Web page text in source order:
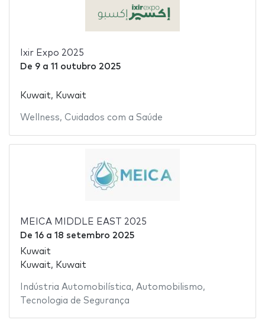
Ixir Expo 2025
De 9a 11 outubro 2025
Kuwait, Kuwait
Wellness, Cuidados com a Saúde
MEICA MIDDLE EAST 2025
De 16a 18 setembro 2025
Kuwait
Kuwait, Kuwait
Indústria Automobilística, Automobilismo,
Tecnologia de Segurança